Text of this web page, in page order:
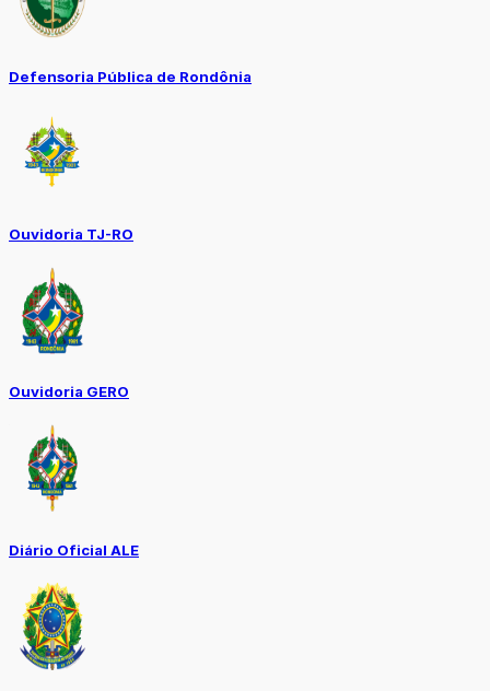
Defensoria Pública de Rondônia
Ouvidoria TJ-RO
Ouvidoria GERO
Diário Oficial ALE